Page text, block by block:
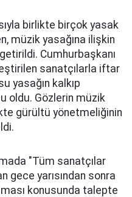
birlikte birçok yasak
müzik yasağına ilişkin
Cumhurbaşkanı
sanatçılarla iftar
yasağın kalkıp
oldu. Gözlerin müzik
gürültü yönetmeliğinin
"Tüm sanatçılar
gece yarısından sonra
konusunda talepte